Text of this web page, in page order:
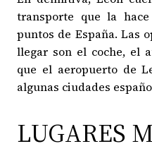
transporte que la
puntos de España. Las
llegar son el coche, el
que el aeropuerto de
algunas ciudades
LUGARES